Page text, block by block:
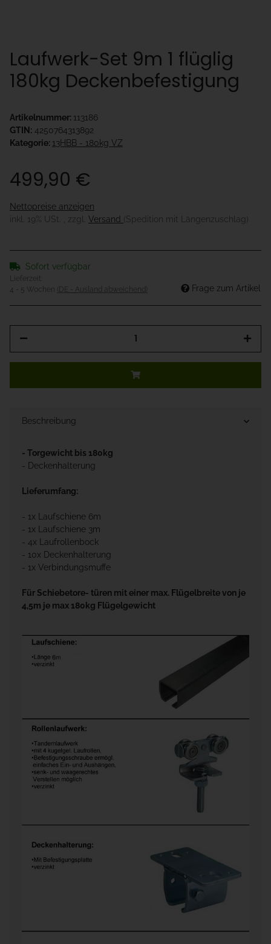
Laufwerk-Set 9m 1 flüglig
180kg Deckenbefestigung
Artikelnummer: 113186
GTIN: 4250764313892
Kategorie: 13HBB - 180kg VZ
499,90 €
Nettopreise anzeigen
inkl. 19% USt. , zzgl. Versand (Spedition mit Längenzuschlag)
Sofort verfügbar
Lieferzeit:
4 - 5 Wochen
(DE - Ausland abweichend) Frage zum Artikel
Beschreibung
- Torgewicht bis 180kg
- Deckenhalterung
Lieferumfang:
- 1x Laufschiene 6m
- 1x Laufschiene 3m
- 4x Laufrollenbock
- 10x Deckenhalterung
- 1x Verbindungsmuffe
Für Schiebetore- türen mit einer max. Flügelbreite von je
4,5m je max 180kg Flügelgewicht